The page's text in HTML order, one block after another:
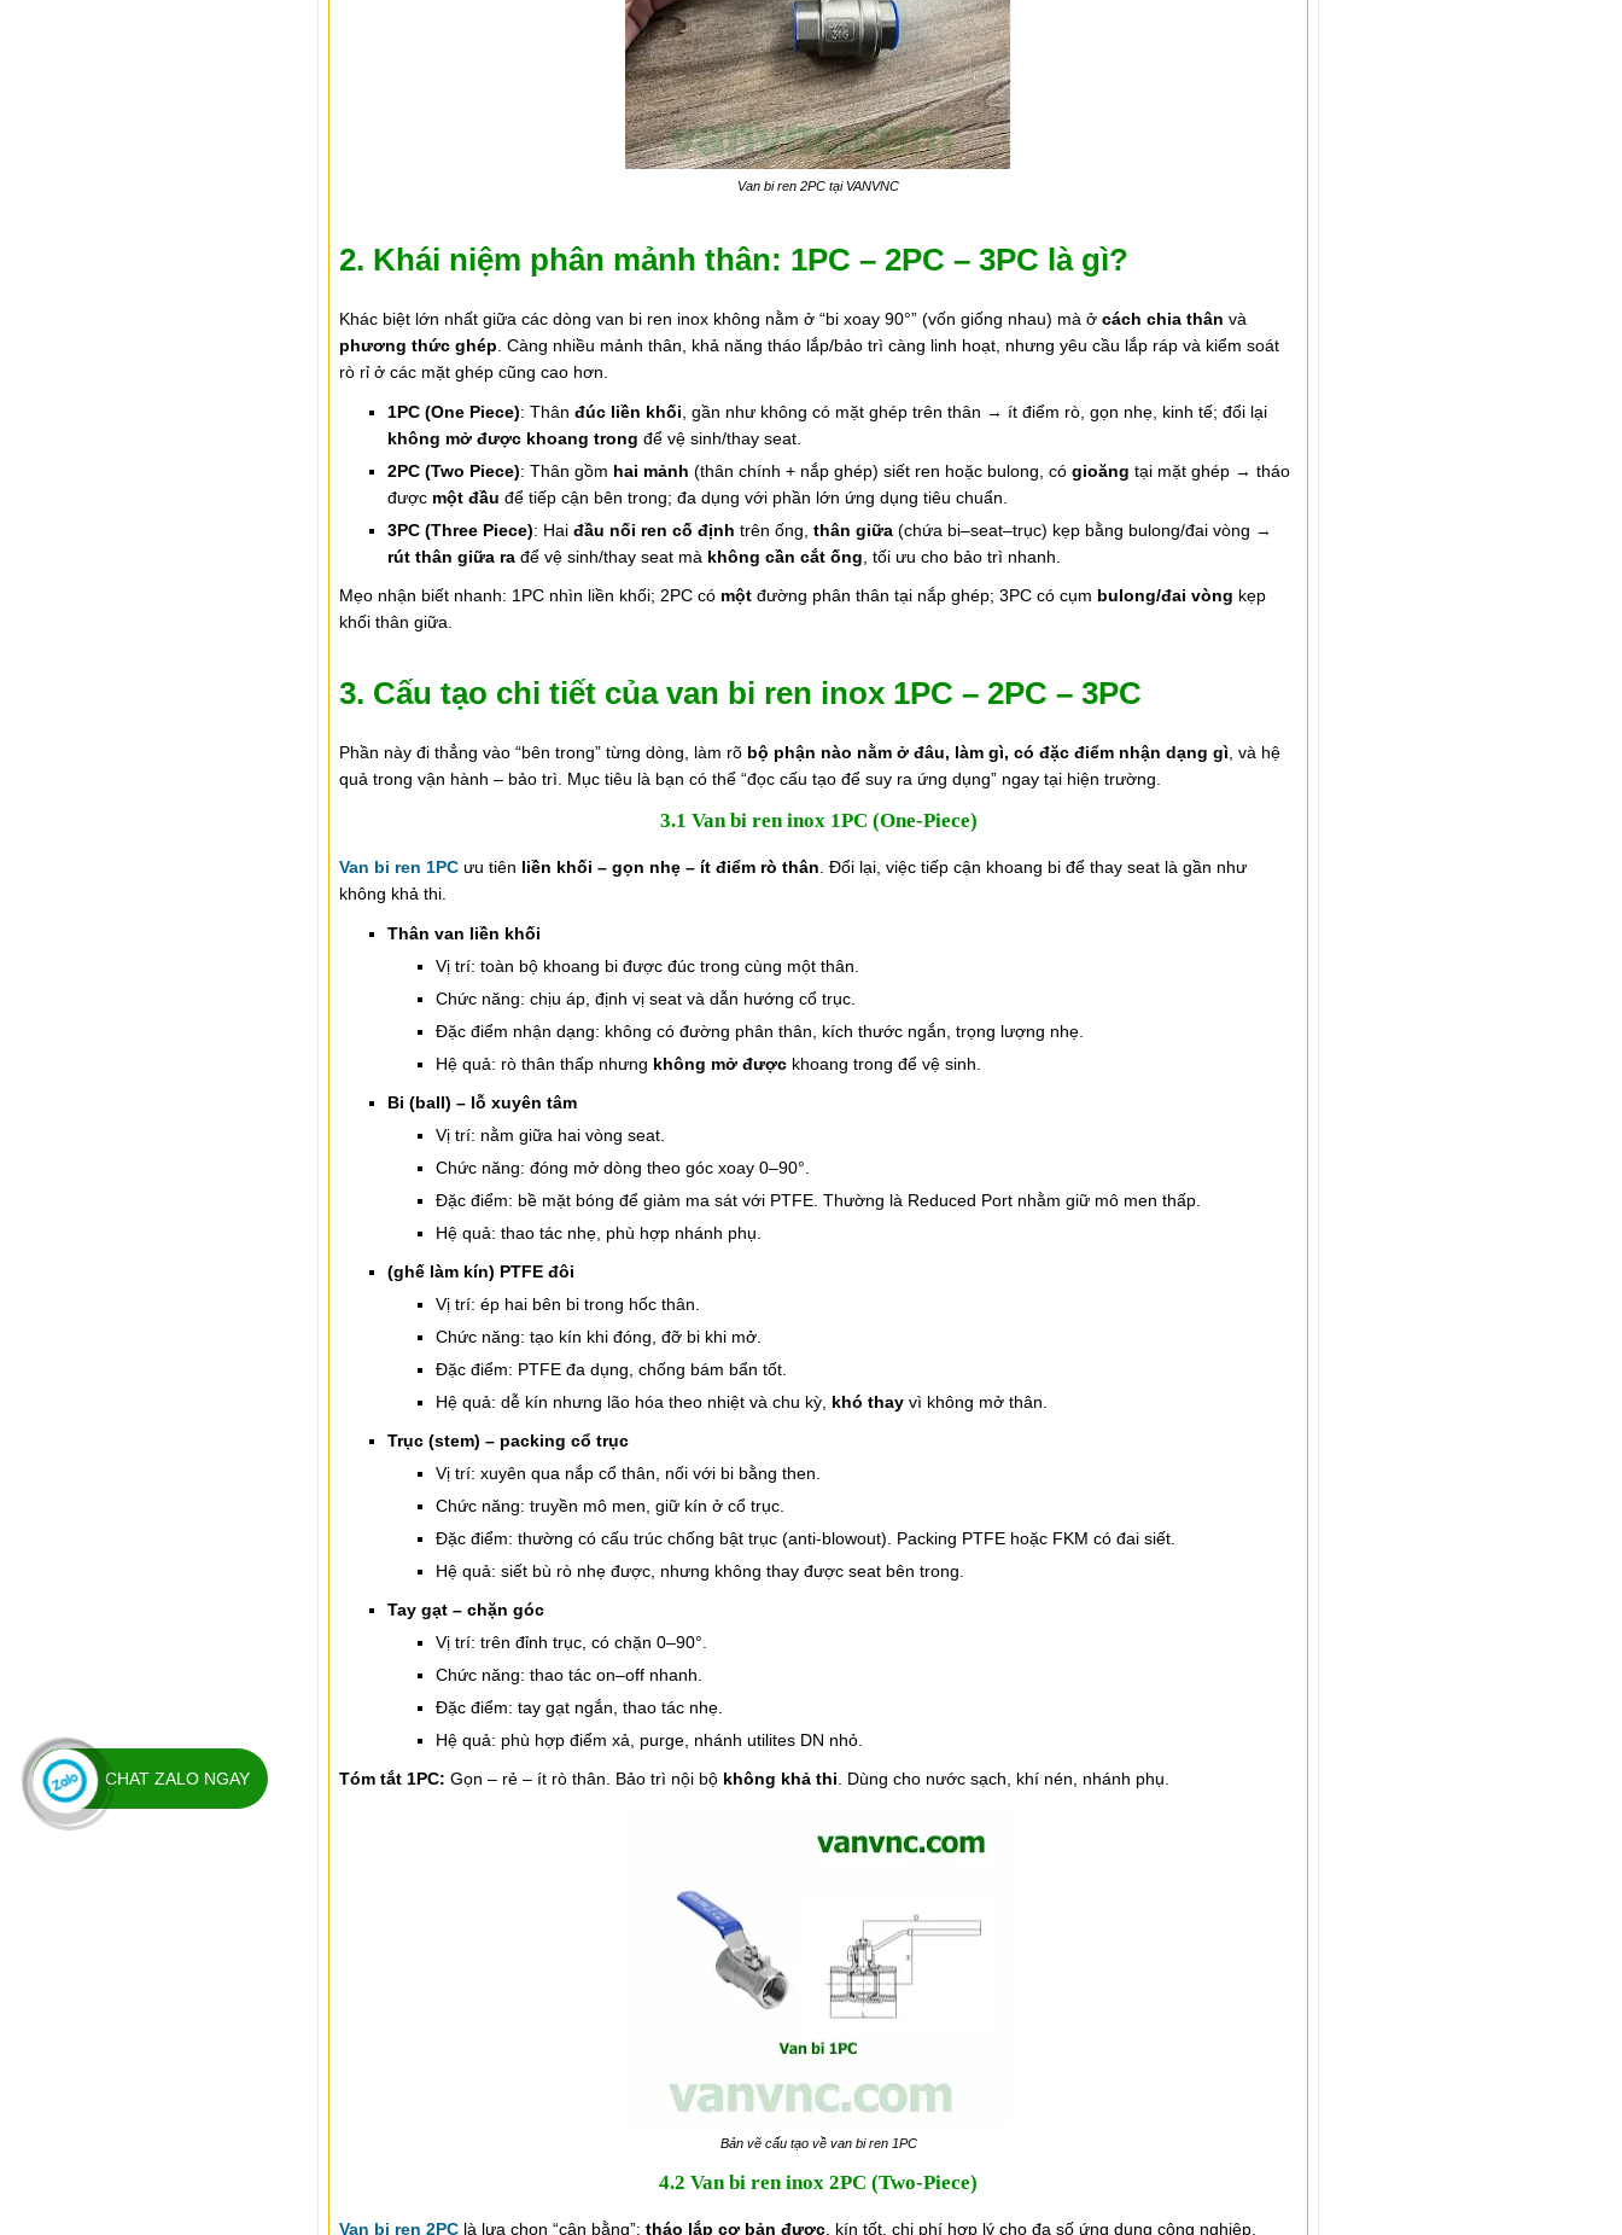
CHAT ZALO NGAY
Van bi ren 2PC tại VANVNC
2. Khái niệm phân mảnh thân: 1PC – 2PC – 3PC là gì?
Khác biệt lớn nhất giữa các dòng van bi ren inox không nằm ở “bi xoay 90°” (vốn giống nhau) mà ở cách chia thân và
phương thức ghép . Càng nhiều mảnh thân, khả năng tháo lắp/bảo trì càng linh hoạt, nhưng yêu cầu lắp ráp và kiểm soát
rò rỉ ở các mặt ghép cũng cao hơn.
1PC (One Piece): Thân đúc liền khối , gần như không có mặt ghép trên thân → ít điểm rò, gọn nhẹ, kinh tế; đổi lại
không mở được khoang trong để vệ sinh/thay seat.
2PC (Two Piece): Thân gồm hai mảnh (thân chính + nắp ghép) siết ren hoặc bulong, có gioăng tại mặt ghép → tháo
được một đầu để tiếp cận bên trong; đa dụng với phần lớn ứng dụng tiêu chuẩn.
3PC (Three Piece): Hai đầu nối ren cố định trên ống, thân giữa(chứa bi–seat–trục) kẹp bằng bulong/đai vòng →
rút thân giữa rađể vệ sinh/thay seat mà không cần cắt ống , tối ưu cho bảo trì nhanh.
Mẹo nhận biết nhanh: 1PC nhìn liền khối; 2PC có mộtđường phân thân tại nắp ghép; 3PC có cụm bulong/đai vòng kẹp
khối thân giữa.
3. Cấu tạo chi tiết của van bi ren inox 1PC – 2PC – 3PC
Phần này đi thẳng vào “bên trong” từng dòng, làm rõ bộ phận nào nằm ở đâu, làm gì, có đặc điểm nhận dạng gì , và hệ
quả trong vận hành – bảo trì. Mục tiêu là bạn có thể “đọc cấu tạo để suy ra ứng dụng” ngay tại hiện trường.
3.1 Van bi ren inox 1PC (One-Piece)
Van bi ren 1PCưu tiên liền khối – gọn nhẹ – ít điểm rò thân . Đổi lại, việc tiếp cận khoang bi để thay seat là gần như
không khả thi.
Thân van liền khối
Vị trí: toàn bộ khoang bi được đúc trong cùng một thân.
Chức năng: chịu áp, định vị seat và dẫn hướng cổ trục.
Đặc điểm nhận dạng: không có đường phân thân, kích thước ngắn, trọng lượng nhẹ.
Hệ quả: rò thân thấp nhưng không mở đượckhoang trong để vệ sinh.
Bi (ball) – lỗ xuyên tâm
Vị trí: nằm giữa hai vòng seat.
Chức năng: đóng mở dòng theo góc xoay 0–90°.
Đặc điểm: bề mặt bóng để giảm ma sát với PTFE. Thường là Reduced Port nhằm giữ mô men thấp.
Hệ quả: thao tác nhẹ, phù hợp nhánh phụ.
(ghế làm kín) PTFE đôi
Vị trí: ép hai bên bi trong hốc thân.
Chức năng: tạo kín khi đóng, đỡ bi khi mở.
Đặc điểm: PTFE đa dụng, chống bám bẩn tốt.
Hệ quả: dễ kín nhưng lão hóa theo nhiệt và chu kỳ, khó thayvì không mở thân.
Trục (stem) – packing cổ trục
Vị trí: xuyên qua nắp cổ thân, nối với bi bằng then.
Chức năng: truyền mô men, giữ kín ở cổ trục.
Đặc điểm: thường có cấu trúc chống bật trục (anti-blowout). Packing PTFE hoặc FKM có đai siết.
Hệ quả: siết bù rò nhẹ được, nhưng không thay được seat bên trong.
Tay gạt – chặn góc
Vị trí: trên đỉnh trục, có chặn 0–90°.
Chức năng: thao tác on–off nhanh.
Đặc điểm: tay gạt ngắn, thao tác nhẹ.
Hệ quả: phù hợp điểm xả, purge, nhánh utilites DN nhỏ.
Tóm tắt 1PC: Gọn – rẻ – ít rò thân. Bảo trì nội bộ không khả thi . Dùng cho nước sạch, khí nén, nhánh phụ.
Bản vẽ cấu tạo về van bi ren 1PC
4.2 Van bi ren inox 2PC (Two-Piece)
Van bi ren 2PClà lựa chọn “cân bằng”: tháo lắp cơ bản được, kín tốt, chi phí hợp lý cho đa số ứng dụng công nghiệp.